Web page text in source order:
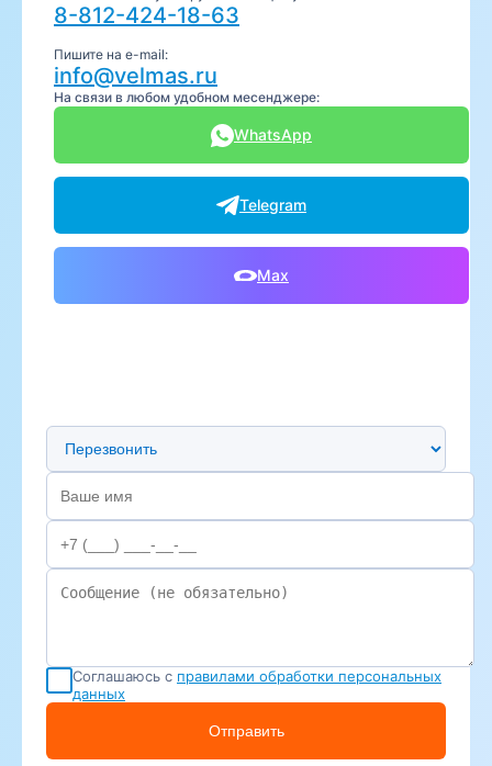
8-812-424-18-63
Пишите на e-mail:
info@velmas.ru
На связи в любом удобном месенджере:
WhatsApp
Telegram
Max
Предпочтительный способ связи
Соглашаюсь с правилами обработки персональных
данных
Отправить